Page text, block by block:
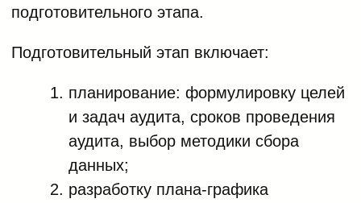
подготовительного этапа.
Подготовительный этап включает:
планирование: формулировку целей
и задач аудита, сроков проведения
аудита, выбор методики сбора
данных;
разработку плана-графика